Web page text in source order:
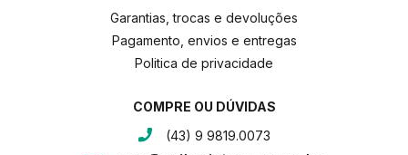
Garantias, trocas e devoluções
Pagamento, envios e entregas
Politica de privacidade
COMPRE OU DÚVIDAS
(43) 9 9819.0073